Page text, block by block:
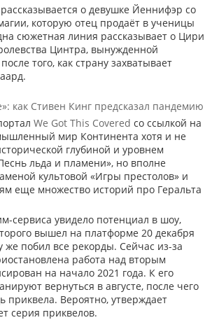
о девушке Йеннифэр со
которую отец продаёт в ученицы
сюжетная линия рассказывает о Цири
Цинтра, вынужденной
того, как страну захватывает
как Стивен Кинг предсказал пандемию
We Got This Covered со ссылкой на
мир Континента хотя и не
глубиной и уровнем
льда и пламени», но вполне
культовой «Игры престолов» и
еще множество историй про Геральта
сервиса увидело потенциал в шоу,
вышел на платформе 20 декабря
же побил все рекорды. Сейчас из-за
работа над вторым
на начало 2021 года. К его
вернуться в августе, после чего
приквела. Вероятно, утверждает
серия приквелов.